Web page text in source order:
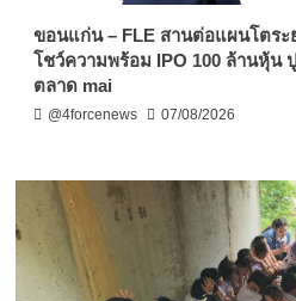
ขอนแก่น – FLE สานต่อแผนโตระ
โชว์ความพร้อม IPO 100 ล้านหุ้น
ตลาด mai
@4forcenews 07/08/2026